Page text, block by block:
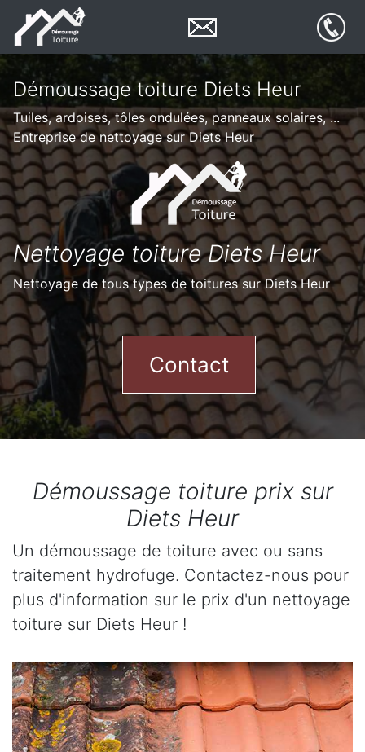
Démoussage toiture Diets Heur
Tuiles, ardoises, tôles ondulées, panneaux solaires, ...
Entreprise de nettoyage sur Diets Heur
Nettoyage toiture Diets Heur
Nettoyage de tous types de toitures sur Diets Heur
Contact
Démoussage toiture prix sur
Diets Heur
Un démoussage de toiture avec ou sans
traitement hydrofuge. Contactez-nous pour
plus d'information sur le prix d'un nettoyage
toiture sur Diets Heur !